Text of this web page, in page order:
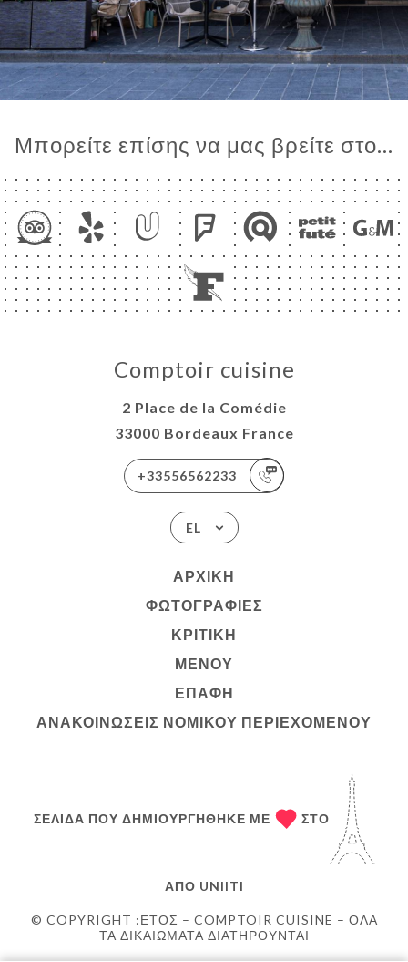
Μπορείτε επίσης να μας βρείτε στο...
Comptoir cuisine
2 Place de la Comédie
33000 Bordeaux France
+33556562233
EL
ΑΡΧΙΚΉ
ΦΩΤΟΓΡΑΦΊΕΣ
ΚΡΙΤΙΚΉ
ΜΕΝΟΎ
ΕΠΑΦΉ
ΑΝΑΚΟΙΝΏΣΕΙΣ ΝΟΜΙΚΟΎ ΠΕΡΙΕΧΟΜΈΝΟΥ
© COPYRIGHT :ΈΤΟΣ – COMPTOIR CUISINE – ΌΛΑ
ΤΑ ΔΙΚΑΙΏΜΑΤΑ ΔΙΑΤΗΡΟΎΝΤΑΙ
ΣΕΛΊΔΑ ΠΟΥ ΔΗΜΙΟΥΡΓΉΘΗΚΕ ΜΕ ΣΤΟ
ΑΠΌ UNIITI